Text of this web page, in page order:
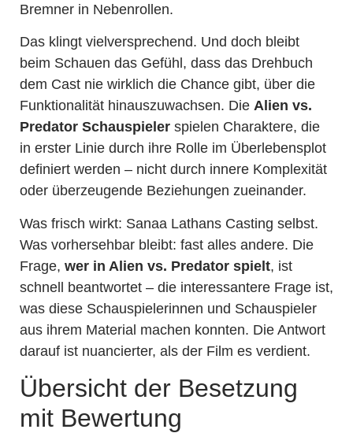
Bremner in Nebenrollen.
Das klingt vielversprechend. Und doch bleibt
beim Schauen das Gefühl, dass das Drehbuch
dem Cast nie wirklich die Chance gibt, über die
Funktionalität hinauszuwachsen. Die Alien vs.
Predator Schauspieler spielen Charaktere, die
in erster Linie durch ihre Rolle im Überlebensplot
definiert werden – nicht durch innere Komplexität
oder überzeugende Beziehungen zueinander.
Was frisch wirkt: Sanaa Lathans Casting selbst.
Was vorhersehbar bleibt: fast alles andere. Die
Frage, wer in Alien vs. Predator spielt, ist
schnell beantwortet – die interessantere Frage ist,
was diese Schauspielerinnen und Schauspieler
aus ihrem Material machen konnten. Die Antwort
darauf ist nuancierter, als der Film es verdient.
Übersicht der Besetzung
mit Bewertung